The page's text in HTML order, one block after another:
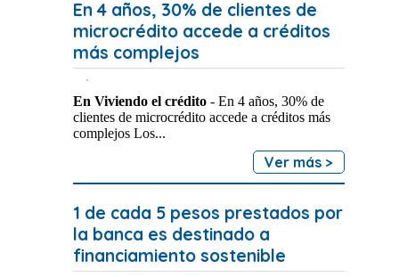
En 4 años, 30% de clientes de
microcrédito accede a créditos
más complejos
En Viviendo el crédito - En 4 años, 30% de
clientes de microcrédito accede a créditos más
complejos Los...
Ver más >
1 de cada 5 pesos prestados por
la banca es destinado a
financiamiento sostenible